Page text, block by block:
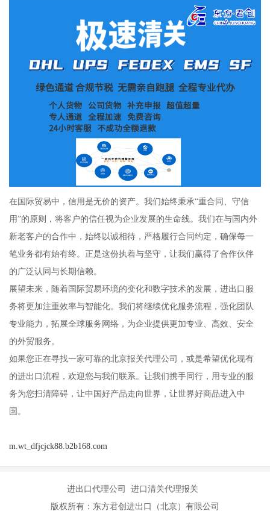
在国际贸易中，信用是无价的资产。我们始终秉承“重合同、守信
用”的原则，将客户的信任视为企业发展的生命线。我们在与国内外
新老客户的合作中，始终以诚相待，严格履行合同约定，确保每一
笔业务都有始有终。正是这份执着与坚守，让我们赢得了合作伙伴
的广泛认同与长期信赖。
展望未来，随着国际贸易环境的变化和数字技术的发展，进出口服
务将更加注重效率与智能化。我们将继续优化服务流程，强化团队
专业能力，拓展全球服务网络，为企业提供更加专业、高效、安全
的外贸服务。
如果您正在寻找一家可靠的北京报关代理公司，或是希望优化现有
的进出口流程，欢迎您与我们联系。让我们携手同行，用专业的服
务为您扫清障碍，让中国好产品走向世界，让世界好商品进入中
国。
m.wt_dfjcjck88.b2b168.com
进出口代理公司 进口清关代理报关
版权所有：东方君创进出口（北京）有限公司